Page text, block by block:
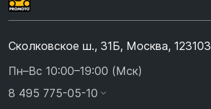
Сколковское ш., 31Б, Москва, 123103
Пн–Вс 10:00–19:00 (Мск)
8 495 775-05-10